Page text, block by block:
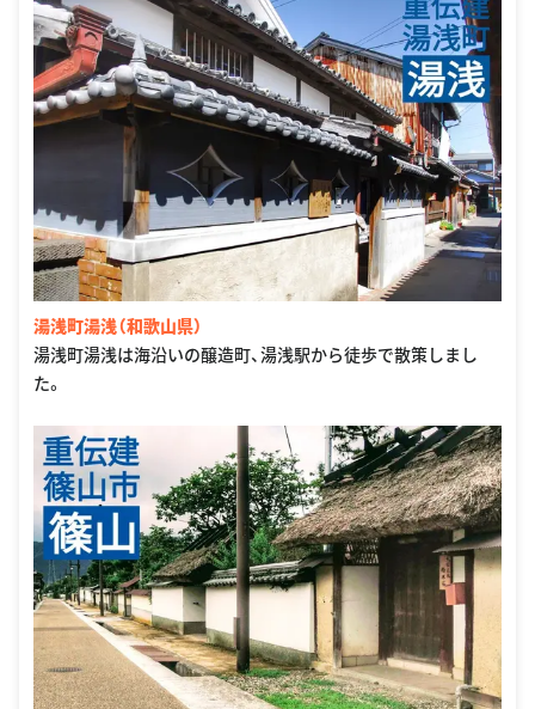
湯浅町湯浅（和歌山県）
湯浅町湯浅は海沿いの醸造町、湯浅駅から徒歩で散策しまし
た。